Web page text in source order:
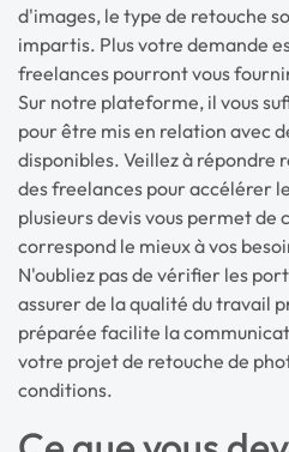
d'images, le type de retouche
impartis. Plus votre demande
freelances pourront vous
Sur notre plateforme, il vous
pour être mis en relation avec
disponibles. Veillez à répondre
des freelances pour accélérer
plusieurs devis vous permet de
correspond le mieux à vos
N'oubliez pas de vérifier les
assurer de la qualité du travail
préparée facilite la
votre projet de retouche de
conditions.